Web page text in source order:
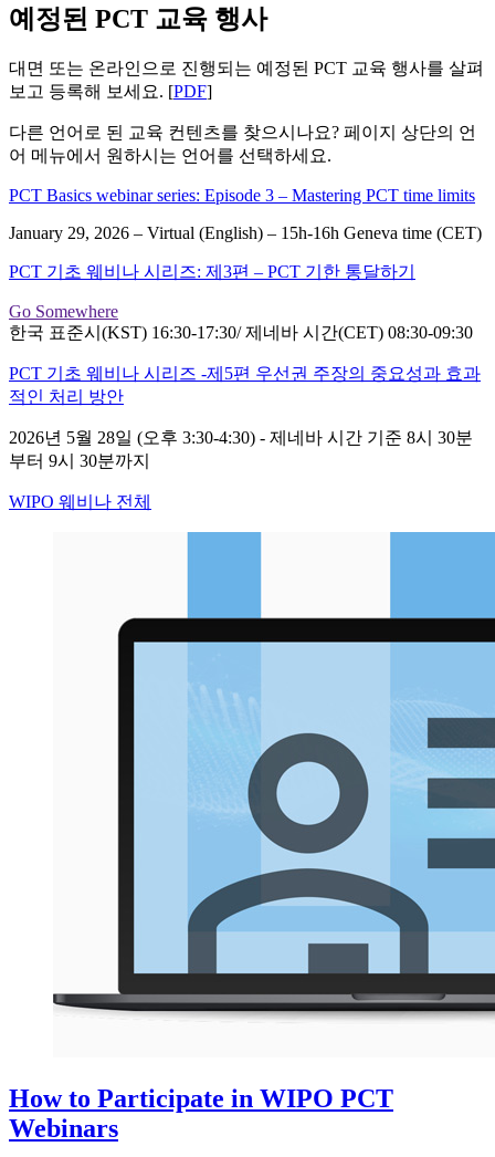
예정된 PCT 교육 행사
대면 또는 온라인으로 진행되는 예정된 PCT 교육 행사를 살펴
보고 등록해 보세요. [PDF]
다른 언어로 된 교육 컨텐츠를 찾으시나요? 페이지 상단의 언
어 메뉴에서 원하시는 언어를 선택하세요.
PCT Basics webinar series: Episode 3 – Mastering PCT time limits
January 29, 2026 – Virtual (English) – 15h-16h Geneva time (CET)
PCT 기초 웨비나 시리즈: 제3편 – PCT 기한 통달하기
Go Somewhere
한국 표준시(KST) 16:30-17:30/ 제네바 시간(CET) 08:30-09:30
PCT 기초 웨비나 시리즈 -제5편 우선권 주장의 중요성과 효과
적인 처리 방안
2026년 5월 28일 (오후 3:30-4:30) - 제네바 시간 기준 8시 30분
부터 9시 30분까지
WIPO 웨비나 전체
How to Participate in WIPO PCT
Webinars